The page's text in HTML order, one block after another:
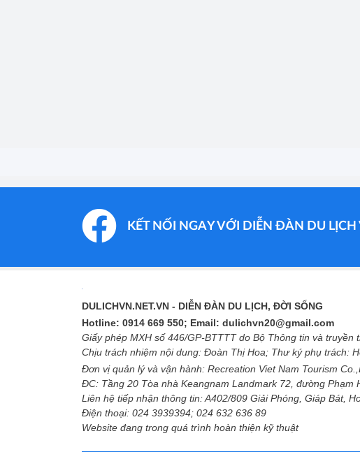
KẾT NỐI NGAY VỚI DIỄN ĐÀN DU
DULICHVN.NET.VN - DIỄN ĐÀN DU LỊCH, ĐỜI SỐNG
Hotline: 0914 669 550; Email: dulichvn20@gmail.com
Giấy phép MXH số 446/GP-BTTTT do Bộ Thông tin và truyền
Chịu trách nhiệm nội dung: Đoàn Thị Hoa; Thư ký phụ trách:
Đơn vị quản lý và vận hành: Recreation Viet Nam Tourism
ĐC: Tầng 20 Tòa nhà Keangnam Landmark 72, đường Phạm
Liên hệ tiếp nhận thông tin: A402/809 Giải Phóng, Giáp Bát,
Điện thoại: 024 3939394; 024 632 636 89
Website đang trong quá trình hoàn thiện kỹ thuật